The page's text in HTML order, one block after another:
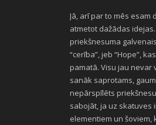
Jā, arī par to mēs esam
atmetot dažādas
priekšnesuma
“cerība”, jeb “Hope”,
pamatā. Visu jau nevar
sanāk saprotams,
nepārspīlēts
sabojāt, ja uz skatuves
elementiem un